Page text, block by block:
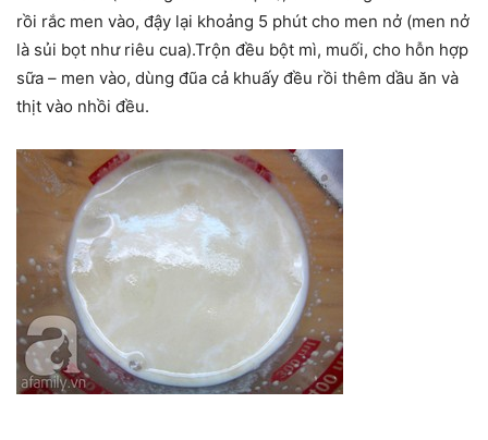
rồi rắc men vào, đậy lại khoảng 5 phút cho men nở (men nở
là sủi bọt như riêu cua).Trộn đều bột mì, muối, cho hỗn hợp
sữa – men vào, dùng đũa cả khuấy đều rồi thêm dầu ăn và
thịt vào nhồi đều.